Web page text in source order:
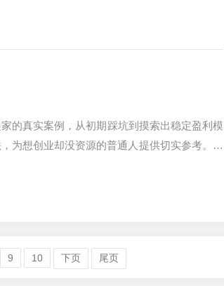
的真实案例，从初期踩坑到摸索出稳定盈利模
为想创业却没资源的普通人提供切实参考。…
9 10 下页 尾页